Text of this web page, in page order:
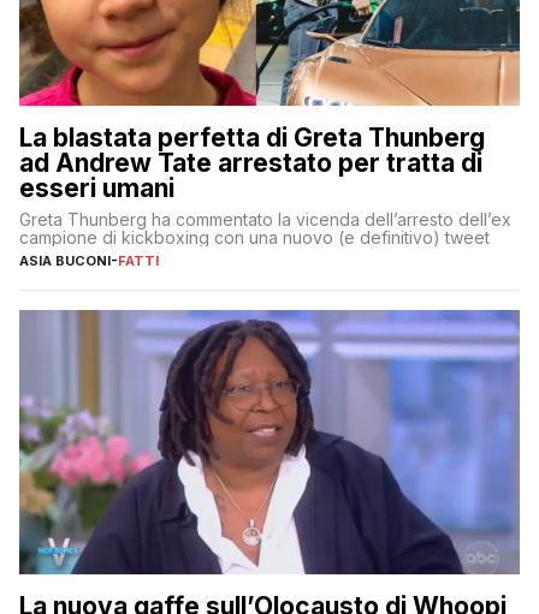
La blastata perfetta di Greta Thunberg
ad Andrew Tate arrestato per tratta di
esseri umani
Greta Thunberg ha commentato la vicenda dell’arresto dell’ex
campione di kickboxing con una nuovo (e definitivo) tweet
ASIA BUCONI-FATTI
La nuova gaffe sull’Olocausto di Whoopi